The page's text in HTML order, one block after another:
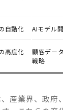
自動化 AIモデル
高度化
顧客デー
戦略
産業界、政府